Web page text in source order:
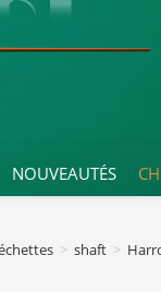
NOUVEAUTÉS
> shaft >